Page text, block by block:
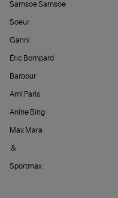
Samsoe Samsoe
Soeur
Ganni
Éric Bompard
Barbour
Ami Paris
Anine Bing
Max Mara
&
Sportmax